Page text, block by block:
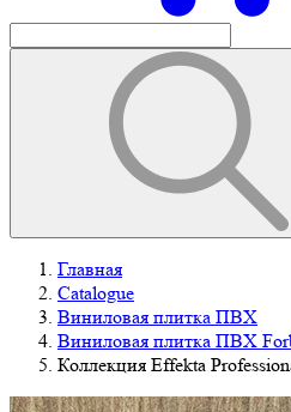
Главная
Catalogue
Виниловая плитка ПВХ
Виниловая плитка ПВХ
Коллекция Effekta